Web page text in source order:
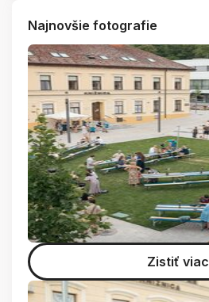
Najnovšie fotografie
Zistiť viac